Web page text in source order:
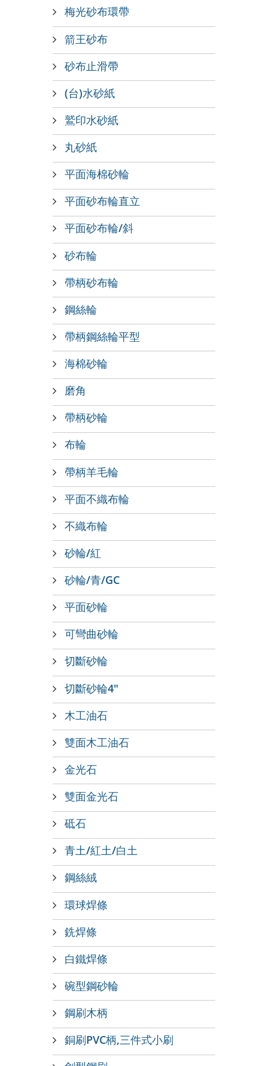
梅光砂布環帶
箭王砂布
砂布止滑帶
(台)水砂紙
鷲印水砂紙
丸砂紙
平面海棉砂輪
平面砂布輪直立
平面砂布輪/斜
砂布輪
帶柄砂布輪
鋼絲輪
帶柄鋼絲輪平型
海棉砂輪
磨角
帶柄砂輪
布輪
帶柄羊毛輪
平面不織布輪
不織布輪
砂輪/紅
砂輪/青/GC
平面砂輪
可彎曲砂輪
切斷砂輪
切斷砂輪4"
木工油石
雙面木工油石
金光石
雙面金光石
砥石
青土/紅土/白土
鋼絲絨
環球焊條
銑焊條
白鐵焊條
碗型鋼砂輪
鋼刷木柄
銅刷PVC柄,三件式小刷